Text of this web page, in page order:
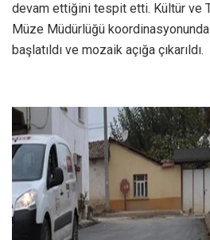
devam ettiğini tespit etti. Kültür ve
Müze Müdürlüğü koordinasyonunda
başlatıldı ve mozaik açığa çıkarıldı.